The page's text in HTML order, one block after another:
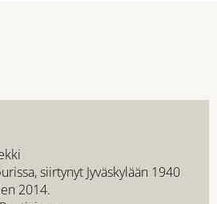
siirtynyt Jyväskylään 1940
2014.